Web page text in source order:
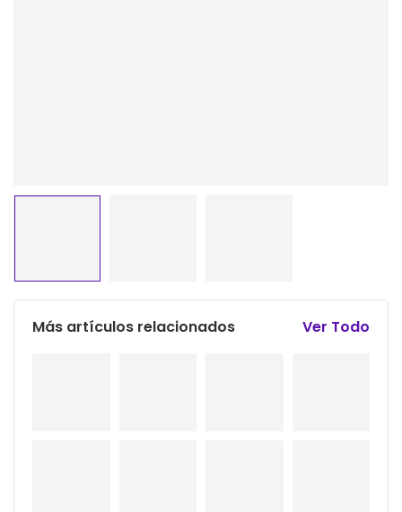
Más artículos relacionados Ver Todo